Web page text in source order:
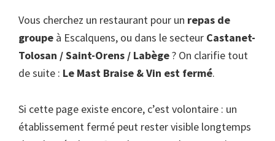
Vous cherchez un restaurant pour un repas de
groupe à Escalquens, ou dans le secteur Castanet-
Tolosan / Saint-Orens / Labège? On clarifie tout
de suite : Le Mast Braise & Vin est fermé.
Si cette page existe encore, c’est volontaire : un
établissement fermé peut rester visible longtemps